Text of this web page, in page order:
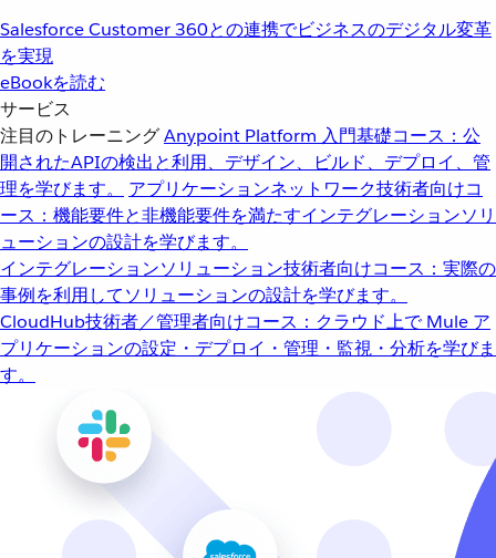
Salesforce Customer 360との連携でビジネスのデジタル変革
を実現
eBookを読む
サービス
注目のトレーニングAnypoint Platform 入門基礎コース：公
開されたAPIの検出と利用、デザイン、ビルド、デプロイ、管
理を学びます。
アプリケーションネットワーク技術者向けコ
ース：機能要件と非機能要件を満たすインテグレーションソリ
ューションの設計を学びます。
インテグレーションソリューション技術者向けコース：実際の
事例を利用してソリューションの設計を学びます。
CloudHub技術者／管理者向けコース：クラウド上で Mule ア
プリケーションの設定・デプロイ・管理・監視・分析を学びま
す。